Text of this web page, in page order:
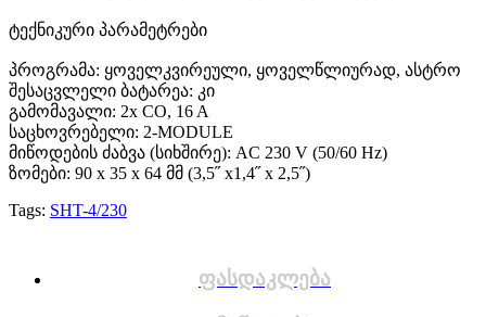
ტექნიკური პარამეტრები
პროგრამა: ყოველკვირეული, ყოველწლიურად, ასტრო
შესაცვლელი ბატარეა: კი
გამომავალი: 2x CO, 16 A
საცხოვრებელი: 2-MODULE
მიწოდების ძაბვა (სიხშირე): AC 230 V (50/60 Hz)
ზომები: 90 x 35 x 64 მმ (3,5˝ x1,4˝ x 2,5˝)
Tags: SHT-4/230
ფასდაკლება